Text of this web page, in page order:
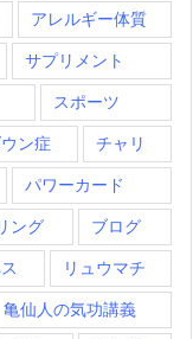
アレルギー体質
サプリメント
スポーツ
ン症 チャリ
パワーカード
ング ブログ
リュウマチ
亀仙人の気功講義